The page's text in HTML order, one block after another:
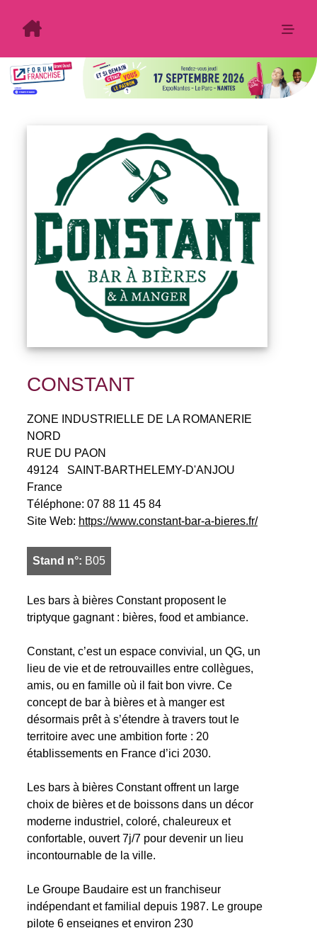
CONSTANT
ZONE INDUSTRIELLE DE LA ROMANERIE
NORD
RUE DU PAON
49124
SAINT-BARTHELEMY-D'ANJOU
France
Téléphone: 07 88 11 45 84
Site Web: https://www.constant-bar-a-bieres.fr/
Stand n°: B05
Les bars à bières Constant proposent le
triptyque gagnant : bières, food et ambiance.
Constant, c’est un espace convivial, un QG, un
lieu de vie et de retrouvailles entre collègues,
amis, ou en famille où il fait bon vivre. Ce
concept de bar à bières et à manger est
désormais prêt à s’étendre à travers tout le
territoire avec une ambition forte : 20
établissements en France d’ici 2030.
Les bars à bières Constant offrent un large
choix de bières et de boissons dans un décor
moderne industriel, coloré, chaleureux et
confortable, ouvert 7j/7 pour devenir un lieu
incontournable de la ville.
Le Groupe Baudaire est un franchiseur
indépendant et familial depuis 1987. Le groupe
pilote 6 enseignes et environ 230